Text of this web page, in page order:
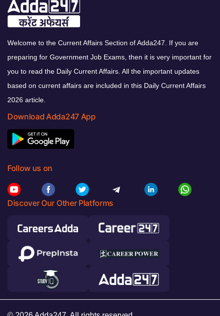
Welcome to the Current Affairs Section of Adda247. If you are
preparing for Government Job Exams, then it is very important for
you to read the Daily Current Affairs. All the important updates
based on current affairs are included in this Daily Current Affairs
2026 article.
Download Adda247 App
Follow us on
Discover Our Other Platforms